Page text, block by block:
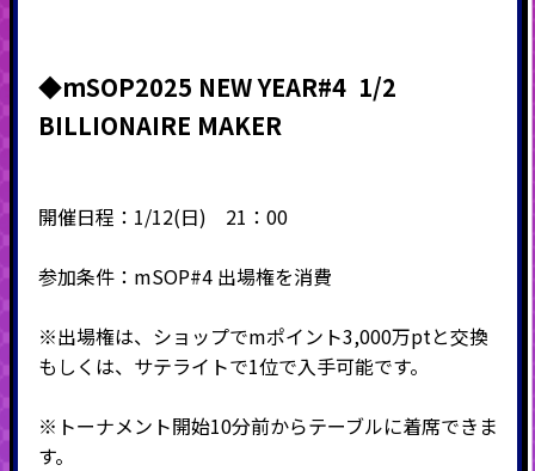
◆mSOP2025 NEW YEAR#4 1/2
BILLIONAIRE MAKER
開催日程：1/12(日) 21：00
参加条件：mSOP#4 出場権を消費
※出場権は、ショップでmポイント3,000万ptと交換
もしくは、サテライトで1位で入手可能です。
※トーナメント開始10分前からテーブルに着席できま
す。